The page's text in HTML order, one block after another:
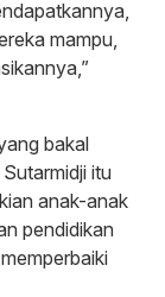
mampu,
bakal
itu
anak-anak
pendidikan